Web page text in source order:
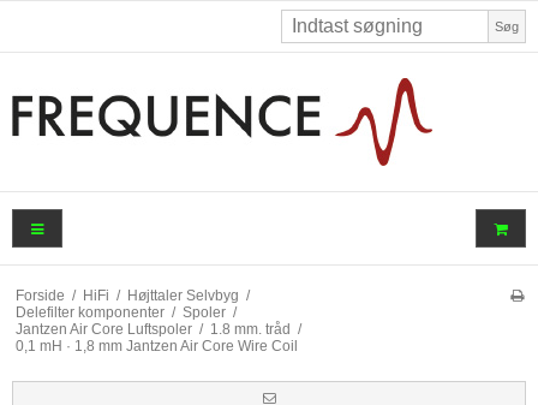
Søg
Forside / HiFi / Højttaler Selvbyg /
Delefilter komponenter / Spoler /
Jantzen Air Core Luftspoler / 1.8 mm. tråd /
0,1 mH · 1,8 mm Jantzen Air Core Wire Coil